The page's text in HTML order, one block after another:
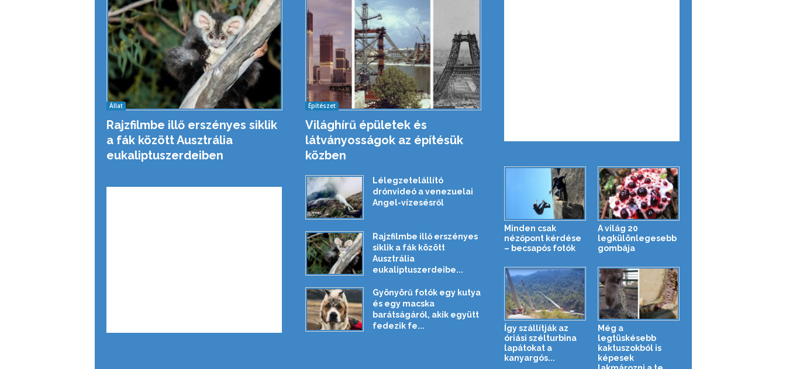
Állat
Rajzfilmbe illő erszényes siklik
a fák között Ausztrália
eukaliptuszerdeiben
Építészet
Világhírű épületek és
látványosságok az építésük
közben
Lélegzetelállító
drónvideó a venezuelai
Angel-vízesésről
Rajzfilmbe illő erszényes
siklik a fák között
Ausztrália
eukaliptuszerdeibe...
Gyönyörű fotók egy kutya
és egy macska
barátságáról, akik együtt
fedezik fe...
Minden csak
nézőpont kérdése
– becsapós fotók
A világ 20
legkülönlegesebb
gombája
Így szállítják az
óriási szélturbina
lapátokat a
kanyargós...
Még a
legtüskésebb
kaktuszokból is
képesek